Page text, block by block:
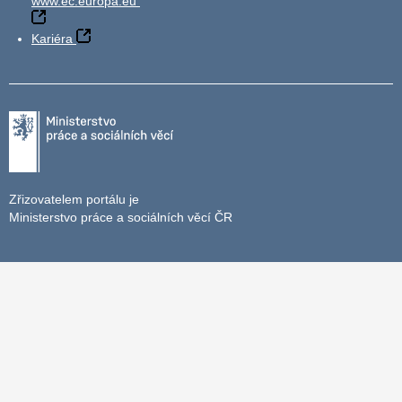
Kariéra
Zřizovatelem portálu je
Ministerstvo práce a sociálních věcí ČR